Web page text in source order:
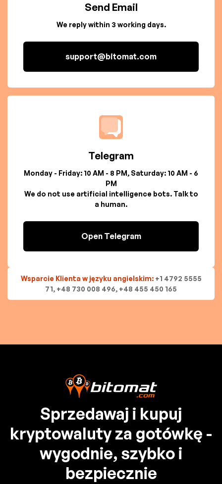
Send Email
We reply within 3 working days.
support@bitomat.com
Telegram
Monday - Friday: 10 AM - 8 PM, Saturday: 10 AM - 6
PM
We do not use artificial intelligence bots. Talk to
a human.
Open Telegram
Wsparcie Klienta w języku angielskim: +1 4792 5555
71, +48 730 008 496, +48 455 450 165
Sprzedawaj i kupuj
kryptowaluty za gotówkę -
wygodnie, szybko i
bezpiecznie